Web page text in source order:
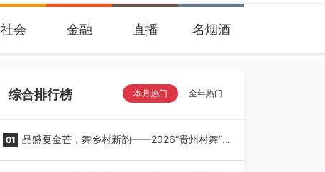
社会 金融 直播 名烟酒
综合排行榜 本月热门 全年热门
01 品盛夏金芒，舞乡村新韵——2026“贵州村舞”暨